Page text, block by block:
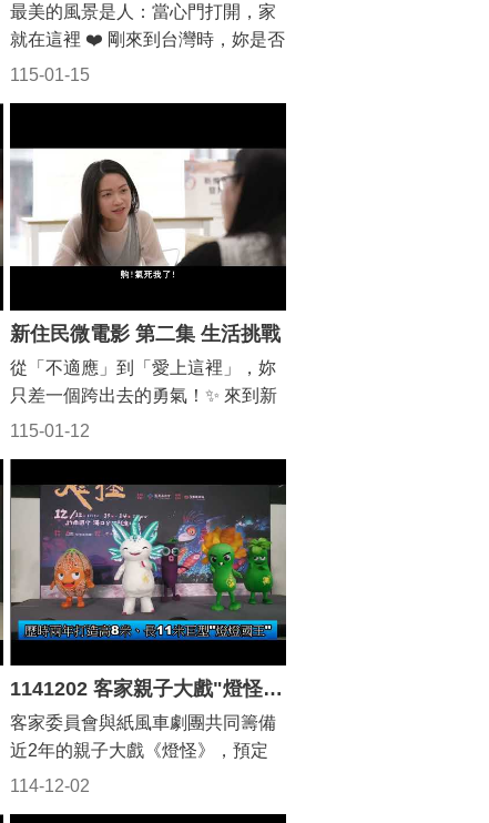
115-01-15
最美的風景是人：當心門打開，家
就在這裡 ❤️ 剛來到台灣時，妳是否
也曾像影片中的女主角一樣，總覺
的鼓勵下，勇敢踏出了那一步，參
加了當地的文化活動。 原本擔心的
語言隔閡、害怕被冷落，卻在大家
的熱情招呼聲中消失了。 「來啦！
一起來試試看！」 「妳是印尼來的
化了女主角心中的冰山。 原來，解
開心結的鑰匙不是什麼偉大的道
理，而是人與人之間最真誠的互
動。 （未完待續….） #苗栗縣政府
#解開心結 #最美的人情味 #新住民
生活 #融入台灣 #心門打開 #姊妹
新住民微電影 第二集 生活挑戰
115-01-12
從「不適應」到「愛上這裡」，妳
只差一個跨出去的勇氣！✨ 來到新
環境，感到挫折是正常的！ 「聽不
服務中心尋求慰藉， 透過前輩的暖
心鼓勵，她發現： 當我們開始主動
去認識當地的文化，那些原本覺得
困難的事， 竟然也漸漸變得有趣
了！ 別把煩惱鎖在家裡， 新住民家
庭服務中心是你最好的依靠。 讓我
信的模樣！💪 （未完待續….） #
苗栗縣政府 #勇往直前 #文化融合 #
新住民學習 #自信女性 #互相扶持
#新住民家庭服務中心
1141202 客家親子大戲"燈怪" 走進奇幻燈怪宇宙 (影音新聞)
114-12-02
客家委員會與紙風車劇團共同籌備
近2年的親子大戲《燈怪》，預定
本月12至14日在竹南國中海口預定